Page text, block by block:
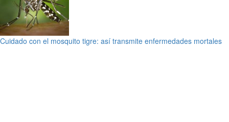
Cuidado con el mosquito tigre: así transmite enfermedades mortales